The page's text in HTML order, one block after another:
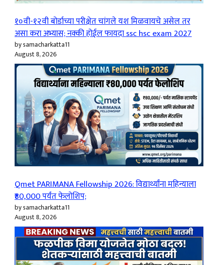
१०वी-१२वी बोर्डाच्या परीक्षेत चांगले यश मिळवायचे असेल तर
असा करा अभ्यास; नक्की होईल फायदा ssc hsc exam 2027
by samacharkatta11
August 8, 2026
Qmet PARIMANA Fellowship 2026: विद्यार्थ्यांना महिन्याला
₹80,000 पर्यंत फेलोशिप;
by samacharkatta11
August 8, 2026